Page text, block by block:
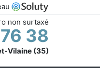
non surtaxé
38
Vilaine (35)